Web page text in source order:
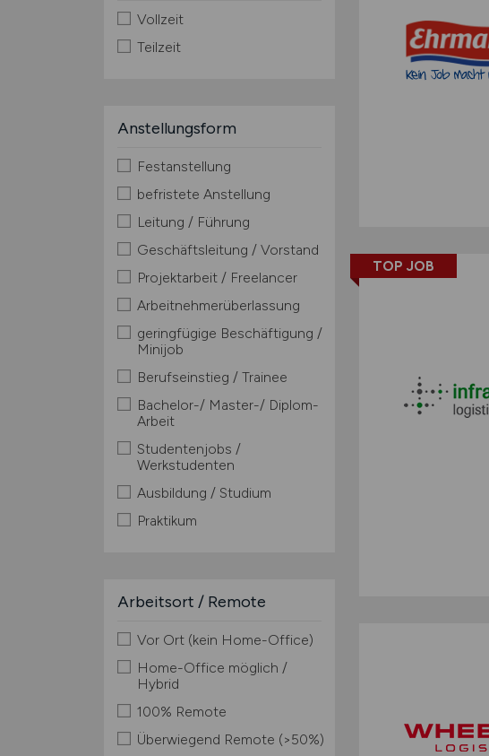
Vollzeit
Teilzeit
Anstellungsform
Festanstellung
befristete Anstellung
Leitung / Führung
Geschäftsleitung / Vorstand
Projektarbeit / Freelancer
Arbeitnehmerüberlassung
geringfügige Beschäftigung /
Minijob
Berufseinstieg / Trainee
Bachelor-/ Master-/ Diplom-
Arbeit
Studentenjobs /
Werkstudenten
Ausbildung / Studium
Praktikum
Arbeitsort / Remote
Vor Ort (kein Home-Office)
Home-Office möglich /
Hybrid
100% Remote
Überwiegend Remote (>50%)
TOP JOB